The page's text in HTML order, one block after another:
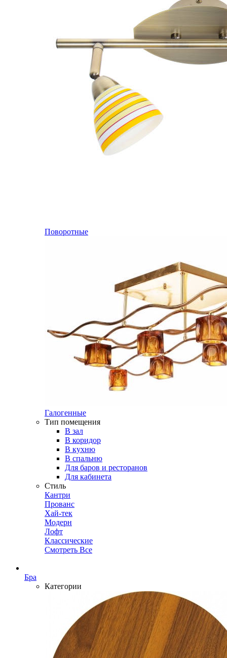
Поворотные
Галогенные
Тип помещения
В зал
В коридор
В кухню
В спальню
Для баров и ресторанов
Для кабинета
Стиль
Кантри
Прованс
Хай-тек
Модерн
Лофт
Классические
Смотреть Все
Бра
Категории